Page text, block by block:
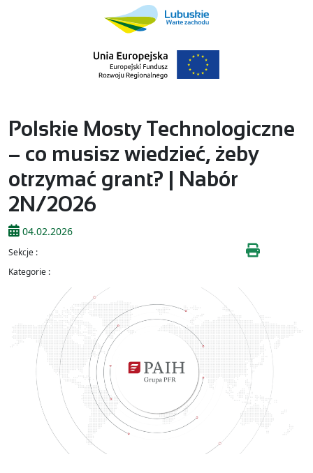
Polskie Mosty Technologiczne
– co musisz wiedzieć, żeby
otrzymać grant? | Nabór
2N/2026
04.02.2026
Sekcje :
Kategorie :